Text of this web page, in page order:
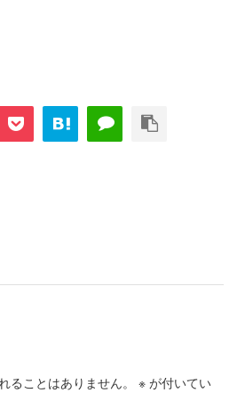
ることはありません。 ※ が付いてい